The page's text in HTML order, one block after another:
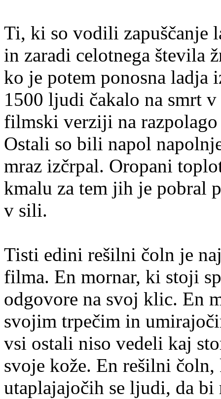
Ti, ki so vodili zapuščanje
in zaradi celotnega števila
ko je potem ponosna
1500 ljudi čakalo na smrt
filmski verziji na razpolago
Ostali so bili napol
mraz izčrpal. Oropani
kmalu za tem jih je pobral
v sili.
Tisti edini rešilni čoln je
filma. En mornar, ki stoji
odgovore na svoj klic. En
svojim trpečim in
vsi ostali niso vedeli kaj
svoje kože. En rešilni
utaplajajočih se ljudi, da